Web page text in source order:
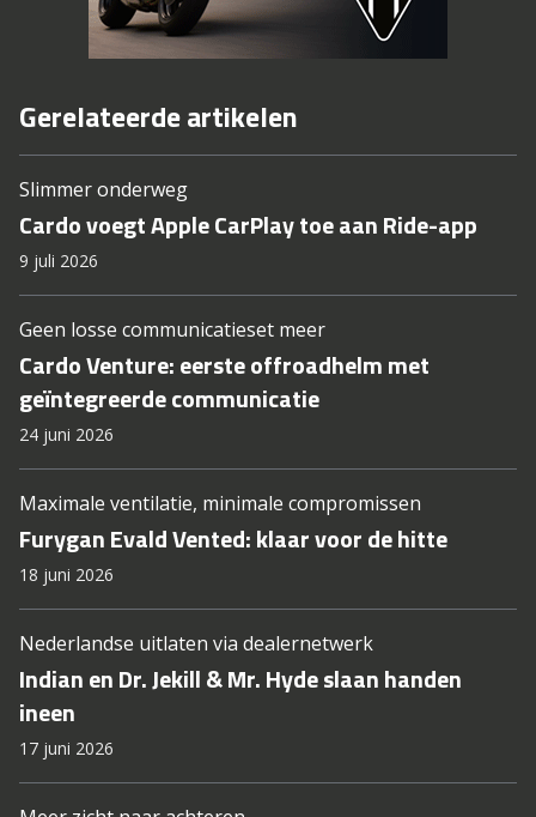
Gerelateerde artikelen
Slimmer onderweg
Cardo voegt Apple CarPlay toe aan Ride-app
9 juli 2026
Geen losse communicatieset meer
Cardo Venture: eerste offroadhelm met
geïntegreerde communicatie
24 juni 2026
Maximale ventilatie, minimale compromissen
Furygan Evald Vented: klaar voor de hitte
18 juni 2026
Nederlandse uitlaten via dealernetwerk
Indian en Dr. Jekill & Mr. Hyde slaan handen
ineen
17 juni 2026